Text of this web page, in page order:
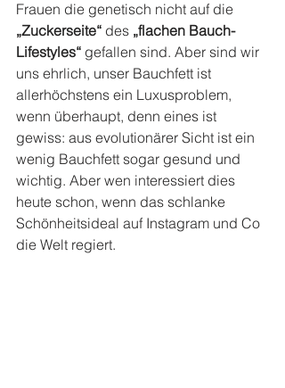
Frauen die genetisch nicht auf die
„Zuckerseite“ des „flachen Bauch-
Lifestyles“ gefallen sind. Aber sind wir
uns ehrlich, unser Bauchfett ist
allerhöchstens ein Luxusproblem,
wenn überhaupt, denn eines ist
gewiss: aus evolutionärer Sicht ist ein
wenig Bauchfett sogar gesund und
wichtig. Aber wen interessiert dies
heute schon, wenn das schlanke
Schönheitsideal auf Instagram und Co
die Welt regiert.